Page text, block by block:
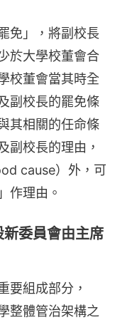
免」，將副校長
於大學校董會合
校董會當其時全
副校長的罷免條
其相關的任命條
副校長的理由，
cause）外，可
作理由。
委員會由主席
要組成部分，
整體管治架構之